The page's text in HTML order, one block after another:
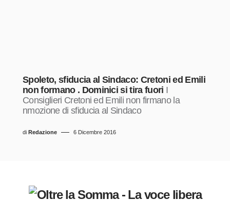
Spoleto, sfiducia al Sindaco: Cretoni ed Emili
non formano . Dominici si tira fuori I
Consiglieri Cretoni ed Emili non firmano la
nmozione di sfiducia al Sindaco
di Redazione 6 Dicembre 2016